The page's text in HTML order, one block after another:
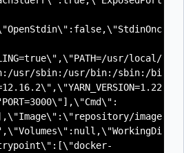
usr/local/
usr/sbin:/usr/bin:/sbin:/bi
image